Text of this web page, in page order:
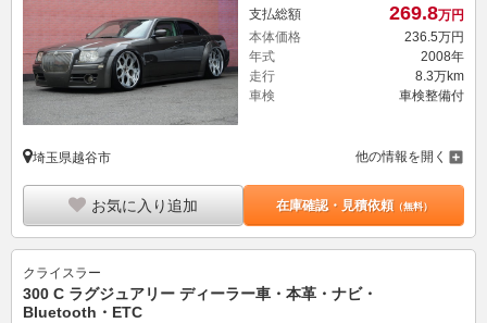
支払総額 269.8万円
本体価格
236. 5万円
年式
2008年
走行
8.3万km
車検
車検整備付
埼玉県越谷市 他の情報を開く
お気に入り追加 在庫確認・見積依頼（無料）
クライスラー
300 C ラグジュアリー ディーラー車・本革・ナビ・
Bluetooth・ETC